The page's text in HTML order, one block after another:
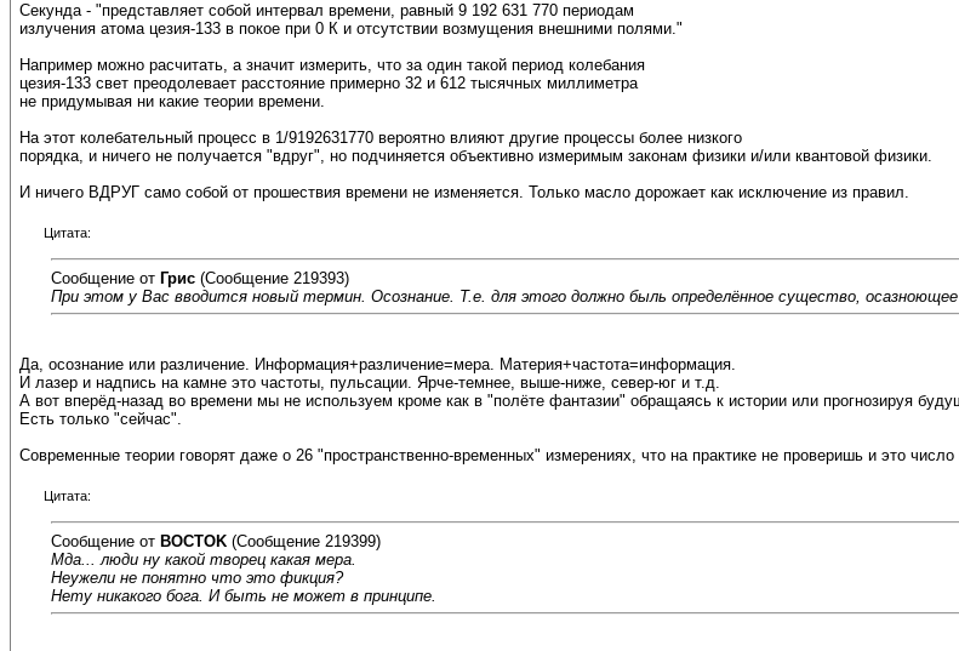
Секунда - "представляет собой интервал времени, равный 9 192 631 770 периодам
излучения атома цезия-133 в покое при 0 К и отсутствии возмущения внешними полями."
Например можно расчитать, а значит измерить, что за один такой период колебания
цезия-133 свет преодолевает расстояние примерно 32 и 612 тысячных миллиметра
не придумывая ни какие теории времени.
На этот колебательный процесс в 1/9192631770 вероятно влияют другие процессы более низкого
порядка, и ничего не получается "вдруг", но подчиняется объективно измеримым законам физики и/или квантовой физики.
И ничего ВДРУГ само собой от прошествия времени не изменяется. Только масло дорожает как исключение из правил.
Цитата:
Сообщение от Грис (Сообщение 219393)
При этом у Вас вводится новый термин. Осознание. Т.е. для этого должно быль определённое существо, осазноющее
Да, осознание или различение. Информация+различение=мера. Материя+частота=информация.
И лазер и надпись на камне это частоты, пульсации. Ярче-темнее, выше-ниже, север-юг и т.д.
А вот вперёд-назад во времени мы не используем кроме как в "полёте фантазии" обращаясь к истории или прогнозируя
Есть только "сейчас".
Современные теории говорят даже о 26 "пространственно-временных" измерениях, что на практике не проверишь и это
Цитата:
Сообщение от BOCTOK (Сообщение 219399)
Мда... люди ну какой творец какая мера.
Неужели не понятно что это фикция?
Нету никакого бога. И быть не может в принципе.